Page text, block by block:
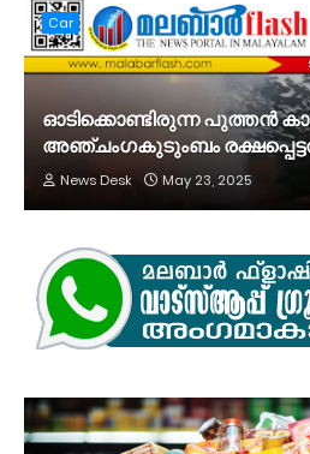
Car
ഓടിക്കൊണ്ടിരുന്ന പുത്തന്‍
അഞ്ചംഗകുടുംബം
News Desk May 23, 2025